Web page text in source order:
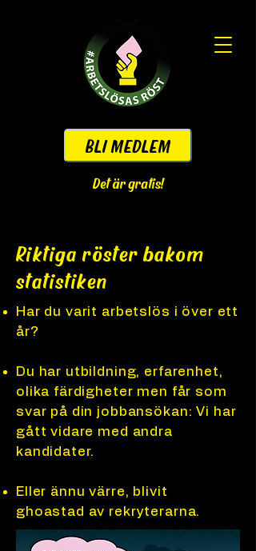
BLI MEDLEM
Det är gratis!
Riktiga röster bakom
statistiken
Har du varit arbetslös i över ett
år?
Du har utbildning, erfarenhet,
olika färdigheter men får som
svar på din jobbansökan: Vi har
gått vidare med andra
kandidater.
Eller ännu värre, blivit
ghoastad av rekryterarna.